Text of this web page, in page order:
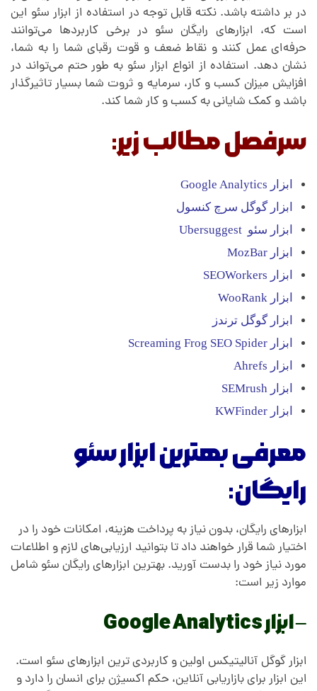
ی
و
م
س
ئ
و
در بر داشته باشد. نکته قابل توجه در استفاده از ابزار سئو این
است که، ابزارهای رایگان سئو در برخی کاربردها می‌توانند
حرفه‌ای عمل کنند و نقاط ضعف و قوت رقبای شما را به شما،
نشان دهد. استفاده از انواع ابزار سئو به طور حتم می‌تواند در
افزایش میزان کسب و کار، سرمایه و ثروت شما بسیار تاثیرگذار
باشد و کمک شایانی به کسب و کار شما کند.
سرفصل مطالب زیر:
ابزار Google Analytics
ابزار گوگل سرچ کنسول
ابزار سئو Ubersuggest
ابزار MozBar
ابزار SEOWorkers
ابزار WooRank
ابزار گوگل ترندز
ابزار Screaming Frog SEO Spider
ابزار Ahrefs
ابزار SEMrush
ابزار KWFinder
معرفی بهترین ابزار سئو
رایگان:
ابزارهای رایگان، بدون نیاز به پرداخت هزینه، امکانات خود را در
اختیار شما قرار خواهند داد تا بتوانید ارزیابی‌های لازم و اطلاعات
مورد نیاز خود را بدست آورید. بهترین ابزارهای رایگان سئو شامل
موارد زیر است:
– ابزار Google Analytics
ابزار گوگل آنالیتیکس اولین و کاربردی ترین ابزارهای سئو است.
این ابزار برای بازاریابی آنلاین، حکم اکسیژن برای انسان را دارد و